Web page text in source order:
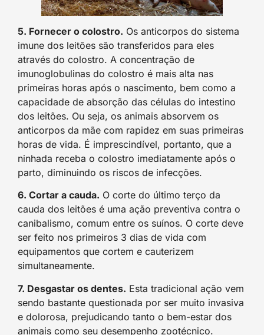
5. Fornecer o colostro. Os anticorpos do sistema
imune dos leitões são transferidos para eles
através do colostro. A concentração de
imunoglobulinas do colostro é mais alta nas
primeiras horas após o nascimento, bem como a
capacidade de absorção das células do intestino
dos leitões. Ou seja, os animais absorvem os
anticorpos da mãe com rapidez em suas primeiras
horas de vida. É imprescindível, portanto, que a
ninhada receba o colostro imediatamente após o
parto, diminuindo os riscos de infecções.
6. Cortar a cauda. O corte do último terço da
cauda dos leitões é uma ação preventiva contra o
canibalismo, comum entre os suínos. O corte deve
ser feito nos primeiros 3 dias de vida com
equipamentos que cortem e cauterizem
simultaneamente.
7. Desgastar os dentes. Esta tradicional ação vem
sendo bastante questionada por ser muito invasiva
e dolorosa, prejudicando tanto o bem-estar dos
animais como seu desempenho zootécnico.